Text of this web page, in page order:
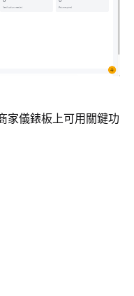
家儀錶板上可用關鍵功